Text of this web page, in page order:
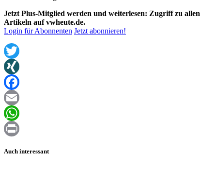
Jetzt Plus-Mitglied werden und weiterlesen: Zugriff zu allen
Artikeln auf vwheute.de.
Login für Abonnenten Jetzt abonnieren!
Twitter
XING
Facebook
Email
WhatsApp
Auch interessant